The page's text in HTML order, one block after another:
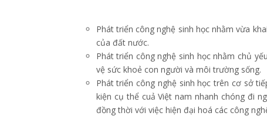
Phát triển công nghệ sinh học nhằm vừa
của đất nước.
Phát triển công nghệ sinh học nhằm chủ
vệ sức khoẻ con người và môi trường sống.
Phát triển công nghệ sinh học trên cơ sở
kiện cụ thể cuả Việt nam nhanh chóng đi
đồng thời với việc hiện đại hoá các công